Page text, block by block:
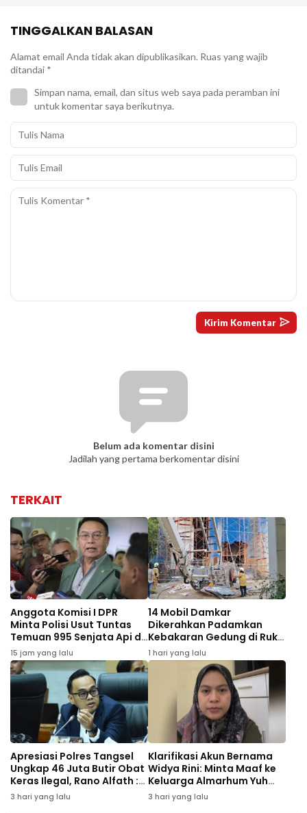
TINGGALKAN BALASAN
Alamat email Anda tidak akan dipublikasikan. Ruas yang wajib
ditandai *
Simpan nama, email, dan situs web saya pada peramban ini
untuk komentar saya berikutnya.
Belum ada komentar disini
Jadilah yang pertama berkomentar disini
TERKAIT
Anggota Komisi I DPR
Minta Polisi Usut Tuntas
Temuan 995 Senjata Api di
Sekolah Swasta Jaksel
15 jam yang lalu
14 Mobil Damkar
Dikerahkan Padamkan
Kebakaran Gedung di Ruko
Central Cikini
1 hari yang lalu
Apresiasi Polres Tangsel
Ungkap 46 Juta Butir Obat
Keras Ilegal, Rano Alfath :
Bukti Tetap Profesional
Jalankan Tugas
3 hari yang lalu
Klarifikasi Akun Bernama
Widya Rini: Minta Maaf ke
Keluarga Almarhum Yuh
Rizal dan Instansi
3 hari yang lalu